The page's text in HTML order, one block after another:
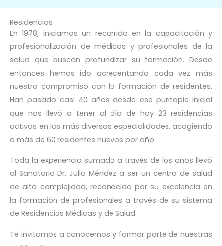
Residencias
En 1978, iniciamos un recorrido en la capacitación y
profesionalización de médicos y profesionales de la
salud que buscan profundizar su formación. Desde
entonces hemos ido acrecentando cada vez más
nuestro compromiso con la formación de residentes.
Han pasado casi 40 años desde ese puntapie inicial
que nos llevó a tener al día de hoy 23 residencias
activas en las más diversas especialidades, acogiendo
a más de 60 residentes nuevos por año.
Toda la experiencia sumada a través de los años llevó
al Sanatorio Dr. Julio Méndez a ser un centro de salud
de alta complejidad, reconocido por su excelencia en
la formación de profesionales a través de su sistema
de Residencias Médicas y de Salud.
Te invitamos a conocernos y formar parte de nuestras